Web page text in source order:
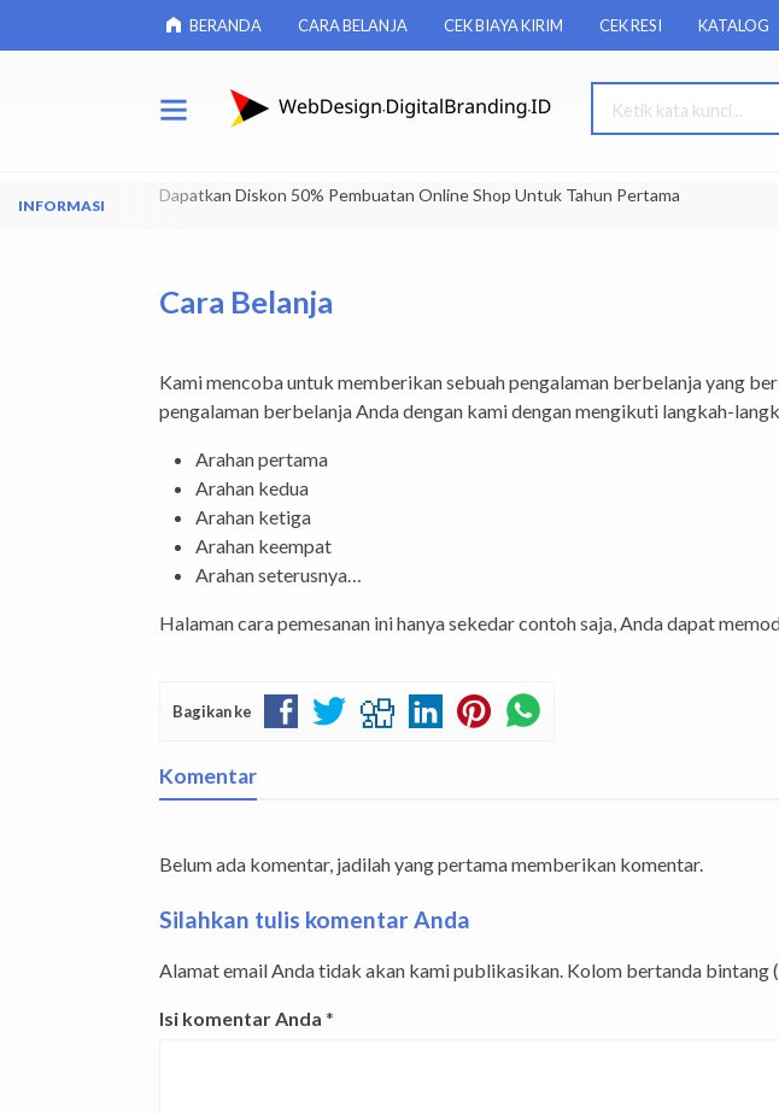
BERANDA CARA BELANJA CEK BIAYA KIRIM CEK RESI KATALOG
Dapatkan Diskon 50% Pembuatan Online Shop Untuk Tahun Pertama
Cara Belanja
Kami mencoba untuk memberikan sebuah pengalaman berbelanja yang
pengalaman berbelanja Anda dengan kami dengan mengikuti langkah-
Arahan pertama
Arahan kedua
Arahan ketiga
Arahan keempat
Arahan seterusnya…
Halaman cara pemesanan ini hanya sekedar contoh saja, Anda dapat
Bagikan ke
Komentar
Belum ada komentar, jadilah yang pertama memberikan komentar.
Silahkan tulis komentar Anda
Alamat email Anda tidak akan kami publikasikan. Kolom bertanda bintang
Isi komentar Anda *